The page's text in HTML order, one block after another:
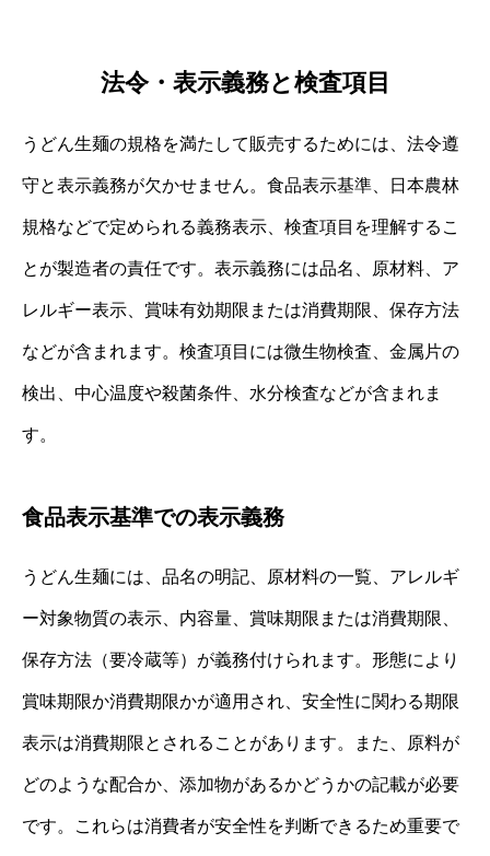
法令・表示義務と検査項目
うどん生麺の規格を満たして販売するためには、法令遵
守と表示義務が欠かせません。食品表示基準、日本農林
規格などで定められる義務表示、検査項目を理解するこ
とが製造者の責任です。表示義務には品名、原材料、ア
レルギー表示、賞味有効期限または消費期限、保存方法
などが含まれます。検査項目には微生物検査、金属片の
検出、中心温度や殺菌条件、水分検査などが含まれま
す。
食品表示基準での表示義務
うどん生麺には、品名の明記、原材料の一覧、アレルギ
ー対象物質の表示、内容量、賞味期限または消費期限、
保存方法（要冷蔵等）が義務付けられます。形態により
賞味期限か消費期限かが適用され、安全性に関わる期限
表示は消費期限とされることがあります。また、原料が
どのような配合か、添加物があるかどうかの記載が必要
です。これらは消費者が安全性を判断できるため重要で